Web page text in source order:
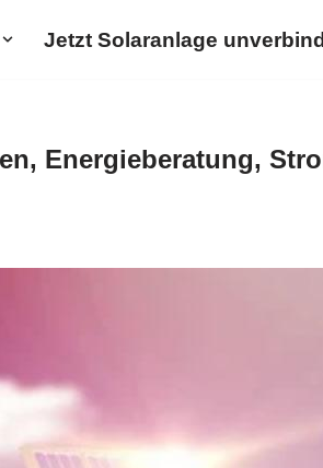
Jetzt Solaranlage
Energieberatung,